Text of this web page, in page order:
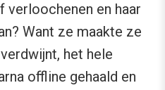
verloochenen en haar
Want ze maakte ze
het hele
offline gehaald en